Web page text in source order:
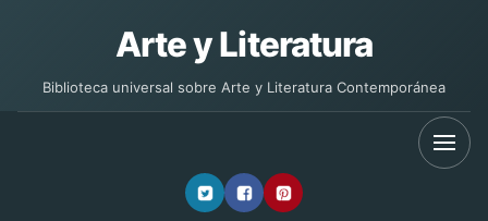
Arte y Literatura
Biblioteca universal sobre Arte y Literatura Contemporánea